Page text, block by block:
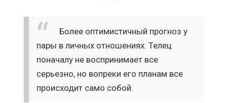
Более оптимистичный прогноз у
пары в личных отношениях. Телец
поначалу не воспринимает все
серьезно, но вопреки его планам все
происходит само собой.